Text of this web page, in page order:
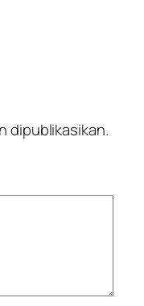
dipublikasikan.